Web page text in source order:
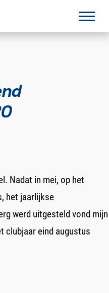
Nadat in mei, op het
het jaarlijkse
werd uitgesteld vond mijn
clubjaar eind augustus